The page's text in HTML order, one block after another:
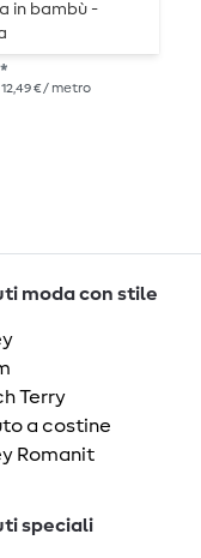
in bambù -
| 12,49 € / metro
moda con stile
Terry
a costine
Romanit
speciali